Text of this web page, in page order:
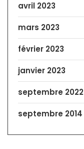
avril 2023
mars 2023
février 2023
janvier 2023
septembre 2022
septembre 2014